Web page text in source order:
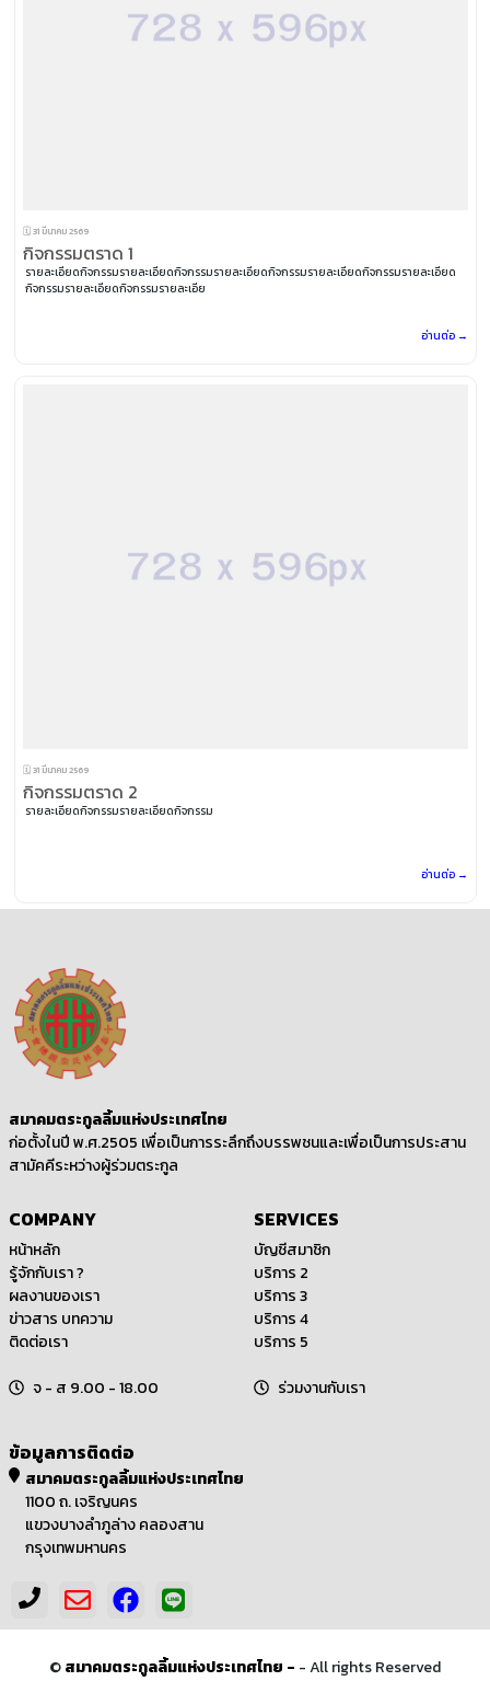
🗓️ 31 มีนาคม 2569
กิจกรรมตราด 1
รายละเอียดกิจกรรมรายละเอียดกิจกรรมรายละเอียดกิจกรรมรายละเอียดกิจกรรมรายละเอียด
กิจกรรมรายละเอียดกิจกรรมรายละเอีย
อ่านต่อ →
🗓️ 31 มีนาคม 2569
กิจกรรมตราด 2
รายละเอียดกิจกรรมรายละเอียดกิจกรรม
อ่านต่อ →
สมาคมตระกูลลิ้มแห่งประเทศไทย
ก่อตั้งในปี พ.ศ.2505 เพื่อเป็นการระลึกถึงบรรพชนและเพื่อเป็นการประสาน
สามัคคีระหว่างผู้ร่วมตระกูล
COMPANY
หน้าหลัก
รู้จักกับเรา ?
ผลงานของเรา
ข่าวสาร บทความ
ติดต่อเรา
จ - ส 9.00 - 18.00
SERVICES
บัญชีสมาชิก
บริการ 2
บริการ 3
บริการ 4
บริการ 5
ร่วมงานกับเรา
ข้อมูลการติดต่อ
สมาคมตระกูลลิ้มแห่งประเทศไทย
1100 ถ. เจริญนคร
แขวงบางลำภูล่าง คลองสาน
กรุงเทพมหานคร
©สมาคมตระกูลลิ้มแห่งประเทศไทย - - All rights Reserved